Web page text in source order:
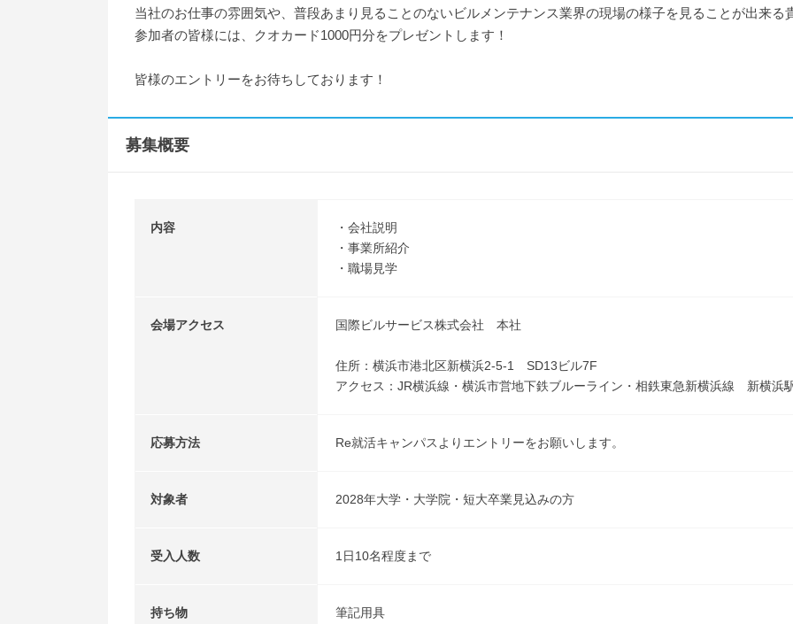
当社のお仕事の雰囲気や、普段あまり見ることのないビルメンテナンス業界の現場の様子を見ることが出来る
参加者の皆様には、クオカード1000円分をプレゼントします！
皆様のエントリーをお待ちしております！
募集概要
内容
・会社説明
・事業所紹介
・職場見学
会場アクセス 国際ビルサービス株式会社 本社
住所：横浜市港北区新横浜2-5-1 SD13ビル7F
アクセス：JR横浜線・横浜市営地下鉄ブルーライン・相鉄東急新横浜線 新横
応募方法 Re就活キャンパスよりエントリーをお願いします。
対象者 2028年大学・大学院・短大卒業見込みの方
受入人数 1日10名程度まで
持ち物
筆記用具